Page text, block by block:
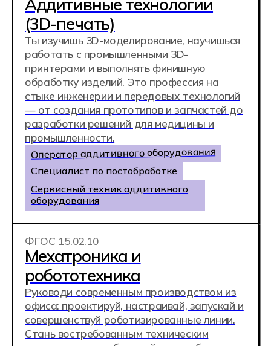
+7
Записаться на день открытых дверей
После отправки заявки откроется чат-
консультант. В нём вы сможете получить
консультацию прямо сейчас,
не дожидаясь звонка менеджера.
Нажимая на кнопку Получить консультацию
я даюСогласиена обработкуперсональных
данных
IT-колледж создан на базе лучшей
обучающей платформы Hexlet. Хекслет —
IT-колледж
Хекслет — часть
экосистемы Хекслет